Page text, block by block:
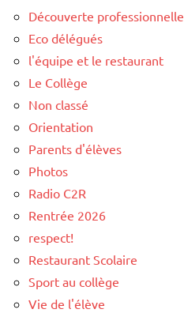
Découverte professionnelle
Eco délégués
l'équipe et le restaurant
Le Collège
Non classé
Orientation
Parents d'élèves
Photos
Radio C2R
Rentrée 2026
respect!
Restaurant Scolaire
Sport au collège
Vie de l'élève